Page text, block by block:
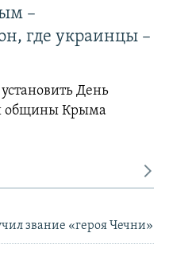
–
где украинцы –
День
общины Крыма
звание «героя Чечни»